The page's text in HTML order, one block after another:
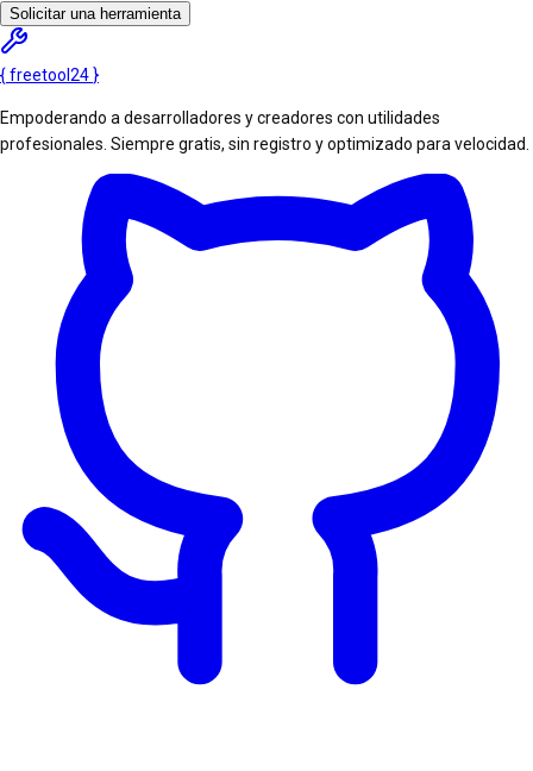
Solicitar una herramienta
{freetool 24 }
Empoderando a desarrolladores y creadores con utilidades
profesionales. Siempre gratis, sin registro y optimizado para velocidad.